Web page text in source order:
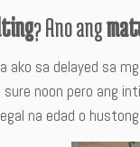
? Ano ang
ako sa delayed sa
noon pero ang
na edad o